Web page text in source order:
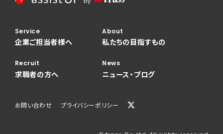
プライバシーポリシー
Service
企業ご担当者様へ
About
私たちの目指すもの
Recruit
求職者の方へ
News
ニュース・ブログ
お問い合わせ プライバシーポリシー